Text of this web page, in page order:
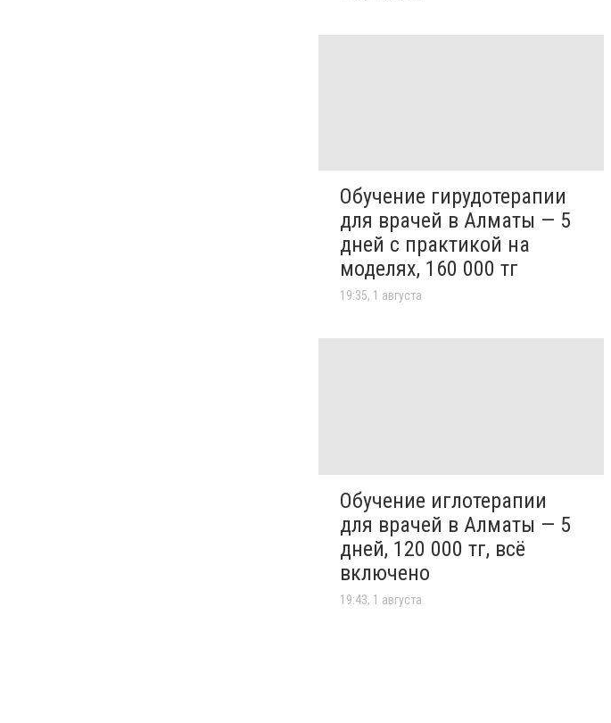
Обучение гирудотерапии
для врачей в Алматы — 5
дней с практикой на
моделях, 160 000 тг
19:35, 1 августа
Обучение иглотерапии
для врачей в Алматы — 5
дней, 120 000 тг, всё
включено
19:43, 1 августа